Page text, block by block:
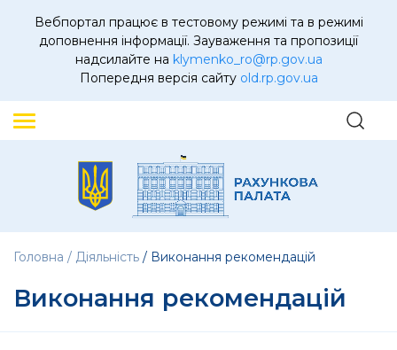
Вебпортал працює в тестовому режимі та в режимі
доповнення інформації. Зауваження та пропозиції
надсилайте на klymenko_ro@rp.gov.ua
Попередня версія сайту old.rp.gov.ua
Головна Діяльність Виконання рекомендацій
Виконання рекомендацій